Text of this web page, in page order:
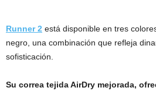
Runner 2 está disponible en tres
negro, una combinación que refleja
sofisticación.
Su correa tejida AirDry mejorada,